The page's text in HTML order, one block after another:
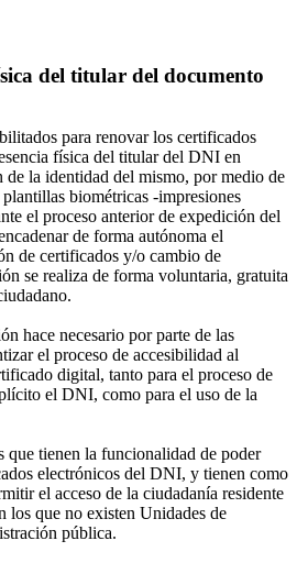
del titular del documento
para renovar los certificados
física del titular del DNI en
la identidad del mismo, por medio de
biométricas -impresiones
el proceso anterior de expedición del
de forma autónoma el
de certificados y/o cambio de
se realiza de forma voluntaria, gratuita
hace necesario por parte de las
el proceso de accesibilidad al
digital, tanto para el proceso de
el DNI, como para el uso de la
que tienen la funcionalidad de poder
electrónicos del DNI, y tienen como
el acceso de la ciudadanía residente
los que no existen Unidades de
pública.